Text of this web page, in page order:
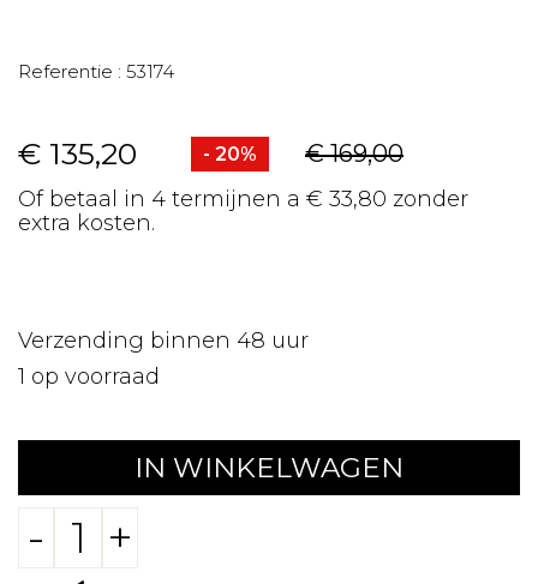
Referentie : 53174
€ 135,20 - 20% € 169,00
Of betaal in 4 termijnen a € 33,80 zonder
extra kosten.
Verzending binnen 48 uur
1 op voorraad
IN WINKELWAGEN
- +